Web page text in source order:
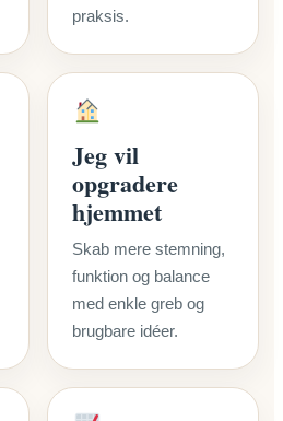
praksis.
Jeg vil
opgradere
hjemmet
Skab mere stemning,
funktion og balance
med enkle greb og
brugbare idéer.